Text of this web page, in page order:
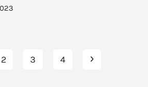
Seite
2 Seite
3 Seite
4